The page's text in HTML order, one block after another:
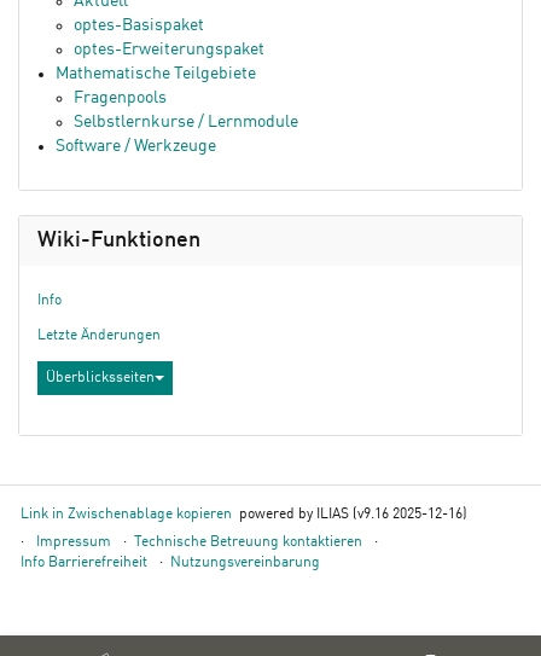
optes-Basispaket
optes-Erweiterungspaket
Mathematische Teilgebiete
Fragenpools
Selbstlernkurse / Lernmodule
Software / Werkzeuge
Wiki-Funktionen
Info
Letzte Änderungen
Überblicksseiten
Link in Zwischenablage kopieren
powered by ILIAS (v9.16 2025-12-16)
Impressum
Technische Betreuung kontaktieren
Info Barrierefreiheit
Nutzungsvereinbarung